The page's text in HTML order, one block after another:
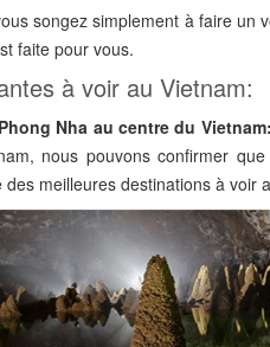
songez simplement à faire un
faite pour vous.
à voir au Vietnam:
Nha au centre du Vietnam:
nous pouvons confirmer
des meilleures destinations à